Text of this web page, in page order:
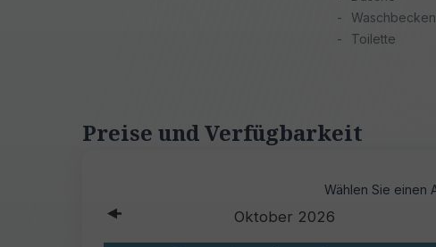
Waschbecken
Toilette
Preise und Verfügbarkeit
Oktober 2026